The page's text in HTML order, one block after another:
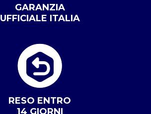
GARANZIA
UFFICIALE ITALIA
RESO ENTRO
14 GIORNI